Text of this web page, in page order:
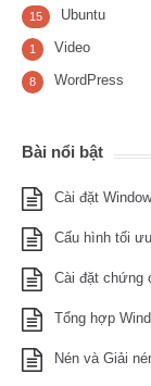
Ubuntu
15
Video
1
WordPress
8
Bài nổi bật
Cài đặt
Cấu hình tối
Cài đặt chứng
Tổng hợp
Nén và Giải